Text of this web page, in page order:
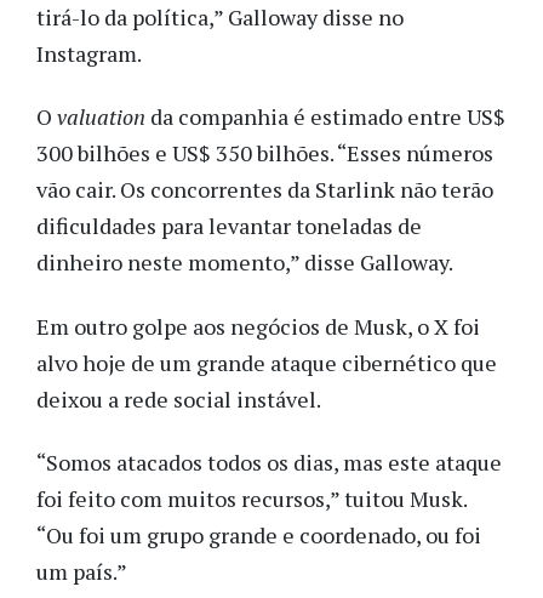
tirá-lo da política,” Galloway disse no
Instagram.
O valuation da companhia é estimado entre US$
300 bilhões e US$ 350 bilhões. “Esses números
vão cair. Os concorrentes da Starlink não terão
dificuldades para levantar toneladas de
dinheiro neste momento,” disse Galloway.
Em outro golpe aos negócios de Musk, o X foi
alvo hoje de um grande ataque cibernético que
deixou a rede social instável.
“Somos atacados todos os dias, mas este ataque
foi feito com muitos recursos,” tuitou Musk.
“Ou foi um grupo grande e coordenado, ou foi
um país.”